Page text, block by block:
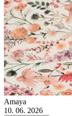
Amaya
10. 06. 2026